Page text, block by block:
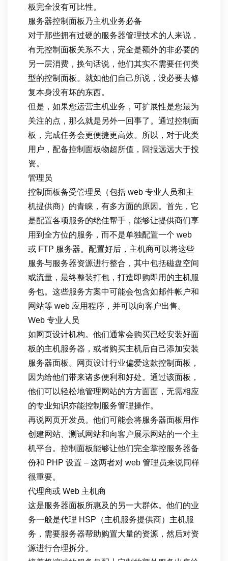
板完全没有可比性。
服务器控制面板乃主机业务必备
对于那些拥有过硬的服务器管理技术的人来说，
有无控制面板关系不大，完全是额外的非必要的
另一层消费，换句话说，他们其实不需要任何类
型的控制面板。就如他们自己所说，没必要去修
复本身没有坏的东西。
但是，如果您运营主机业务，可扩展性是您最为
关注的点，那么就是另外一回事了。通过控制面
板，完成任务会更便捷更高效。所以，对于此类
用户，配备控制面板物超所值，回报远远大于投
资。
管理员
控制面板备受管理员（包括 web 专业人员和主
机提供商）的青睐，有多方面的原因。首先，它
是配置各项服务的绝佳帮手，能够让提供商们享
用到全方位的服务，而不是单独配置一个 web
或 FTP 服务器。配置好后，主机商可以将这些
服务与服务器资源进行整合，其中包括磁盘空间
或流量，最终整装打包，打造即购即用的主机服
务包。这些服务方案中可能会包含如邮件帐户和
网站等 web 应用程序，并可以向客户出售。
Web 专业人员
如网页设计机构。他们通常会购买已经安装好面
板的主机服务器，或者购买主机后自己添加安装
服务器面板。网页设计行业偏爱这款控制面板，
因为给他们带来诸多便利和好处。通过该面板，
他们可以轻松地管理网站的方方面面，无需相应
的专业知识亦能控制服务管理操作。
再说网页开发员。他们可能会将服务器面板用作
创建网站、测试网站和向客户展示网站的一个主
机平台。控制面板能够让他们完全掌控服务器备
份和 PHP 设置 – 这两者对 web 管理员来说同样
很重要。
代理商或 Web 主机商
这是服务器面板所惠及的另一大群体。他们的业
务一般是代理 HSP（主机服务提供商）主机服
务，需要服务器帮助购置大量的资源，然后对资
源进行合理拆分。